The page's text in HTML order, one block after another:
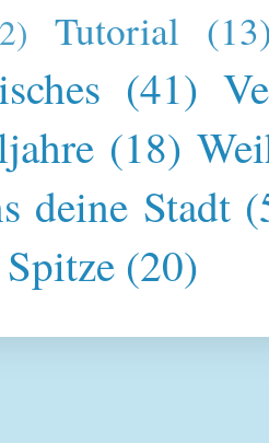
Tutorial
(41)
(18)
deine Stadt
(20)